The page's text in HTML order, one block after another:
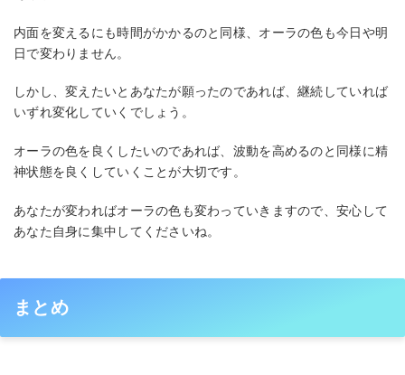
内面を変えるにも時間がかかるのと同様、オーラの色も今日や明
日で変わりません。
しかし、変えたいとあなたが願ったのであれば、継続していれば
いずれ変化していくでしょう。
オーラの色を良くしたいのであれば、波動を高めるのと同様に精
神状態を良くしていくことが大切です。
あなたが変わればオーラの色も変わっていきますので、安心して
あなた自身に集中してくださいね。
まとめ